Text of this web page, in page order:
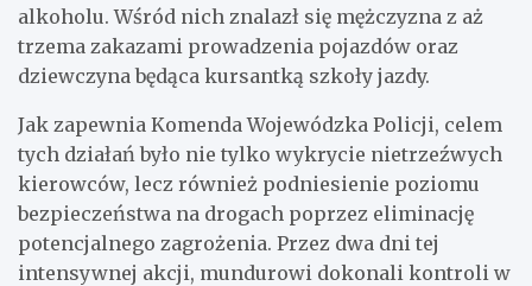
alkoholu. Wśród nich znalazł się mężczyzna z aż
trzema zakazami prowadzenia pojazdów oraz
dziewczyna będąca kursantką szkoły jazdy.
Jak zapewnia Komenda Wojewódzka Policji, celem
tych działań było nie tylko wykrycie nietrzeźwych
kierowców, lecz również podniesienie poziomu
bezpieczeństwa na drogach poprzez eliminację
potencjalnego zagrożenia. Przez dwa dni tej
intensywnej akcji, mundurowi dokonali kontroli w